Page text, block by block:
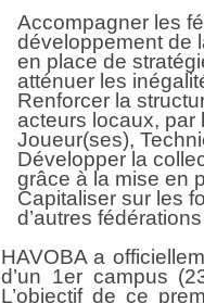
Accompagner les
développement de
en place de
atténuer les
Renforcer la
acteurs locaux, par
Joueur(ses),
Développer la
grâce à la mise en
Capitaliser sur les
d’autres
HAVOBA a
d’un 1er campus
L’objectif de ce